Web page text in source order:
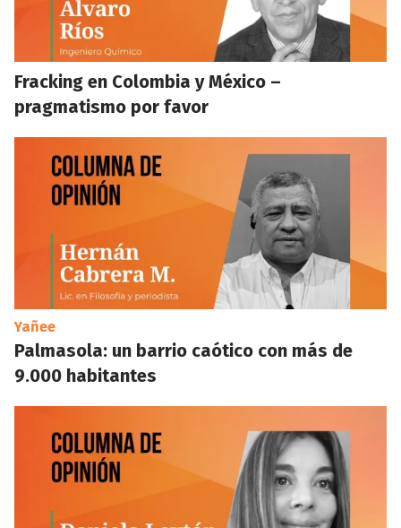
Fracking en Colombia y México –
pragmatismo por favor
Yañee
Palmasola: un barrio caótico con más de
9.000 habitantes